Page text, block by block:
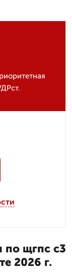
по щгпс с3
2026 г.